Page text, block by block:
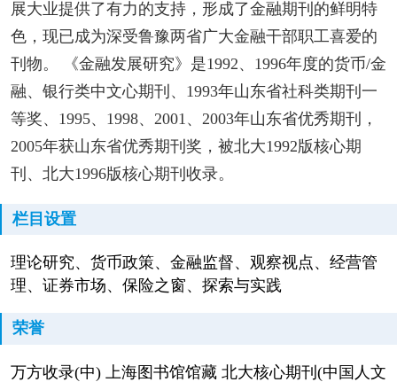
展大业提供了有力的支持，形成了金融期刊的鲜明特
色，现已成为深受鲁豫两省广大金融干部职工喜爱的
刊物。 《金融发展研究》是1992、1996年度的货币/金
融、银行类中文心期刊、1993年山东省社科类期刊一
等奖、1995、1998、2001、2003年山东省优秀期刊，
2005年获山东省优秀期刊奖，被北大1992版核心期
刊、北大1996版核心期刊收录。
栏目设置
理论研究、货币政策、金融监督、观察视点、经营管
理、证券市场、保险之窗、探索与实践
荣誉
万方收录(中) 上海图书馆馆藏 北大核心期刊(中国人文